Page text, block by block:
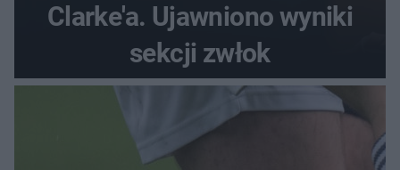
Clarke'a. Ujawniono wyniki
sekcji zwłok